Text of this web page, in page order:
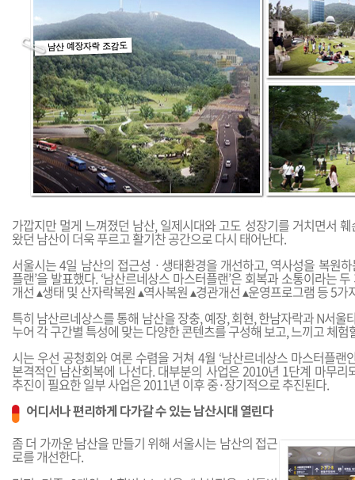
하
기
하
기
가깝지만 멀게 느껴졌던 남산, 일제시대와 고도 성장기를 거치면서
왔던 남산이 더욱 푸르고 활기찬 공간으로 다시 태어난다.
서울시는 4일 남산의 접근성ㆍ생태환경을 개선하고, 역사성을 복원
플랜’을 발표했다. ‘남산르네상스 마스터플랜’은 회복과 소통이라는
개선 ▴생태 및 산자락복원 ▴역사복원 ▴경관개선 ▴운영프로그램 등 5가
특히 남산르네상스를 통해 남산을 장충, 예장, 회현, 한남자락과 N서울
누어 각 구간별 특성에 맞는 다양한 콘텐츠를 구성해 보고, 느끼고 체험
시는 우선 공청회와 여론 수렴을 거쳐 4월 ‘남산르네상스 마스터플랜
본격적인 남산회복에 나선다. 대부분의 사업은 2010년 1단계 마무리
추진이 필요한 일부 사업은 2011년 이후 중·장기적으로 추진된다.
어디서나 편리하게 다가갈 수 있는 남산시대 열린다
좀 더 가까운 남산을 만들기 위해 서울시는 남산의 접근
로를 개선한다.